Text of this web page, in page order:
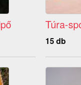
Túra-
15 db